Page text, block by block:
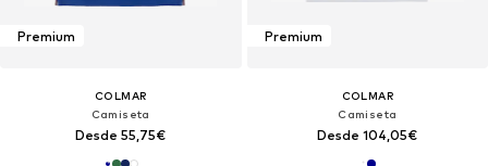
Premium
COLMAR
Camiseta
Desde 55,75€
Premium
COLMAR
Camiseta
Desde 104,05€